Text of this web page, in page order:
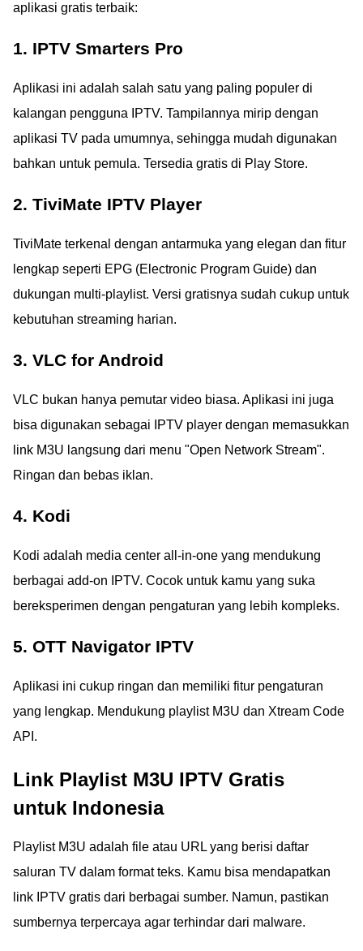
aplikasi gratis terbaik:
1. IPTV Smarters Pro
Aplikasi ini adalah salah satu yang paling populer di
kalangan pengguna IPTV. Tampilannya mirip dengan
aplikasi TV pada umumnya, sehingga mudah digunakan
bahkan untuk pemula. Tersedia gratis di Play Store.
2. TiviMate IPTV Player
TiviMate terkenal dengan antarmuka yang elegan dan fitur
lengkap seperti EPG (Electronic Program Guide) dan
dukungan multi-playlist. Versi gratisnya sudah cukup untuk
kebutuhan streaming harian.
3. VLC for Android
VLC bukan hanya pemutar video biasa. Aplikasi ini juga
bisa digunakan sebagai IPTV player dengan memasukkan
link M3U langsung dari menu "Open Network Stream".
Ringan dan bebas iklan.
4. Kodi
Kodi adalah media center all-in-one yang mendukung
berbagai add-on IPTV. Cocok untuk kamu yang suka
bereksperimen dengan pengaturan yang lebih kompleks.
5. OTT Navigator IPTV
Aplikasi ini cukup ringan dan memiliki fitur pengaturan
yang lengkap. Mendukung playlist M3U dan Xtream Code
API.
Link Playlist M3U IPTV Gratis
untuk Indonesia
Playlist M3U adalah file atau URL yang berisi daftar
saluran TV dalam format teks. Kamu bisa mendapatkan
link IPTV gratis dari berbagai sumber. Namun, pastikan
sumbernya terpercaya agar terhindar dari malware.